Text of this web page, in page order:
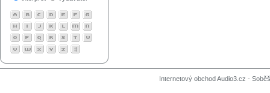
Internetový obchod Audio3.cz -